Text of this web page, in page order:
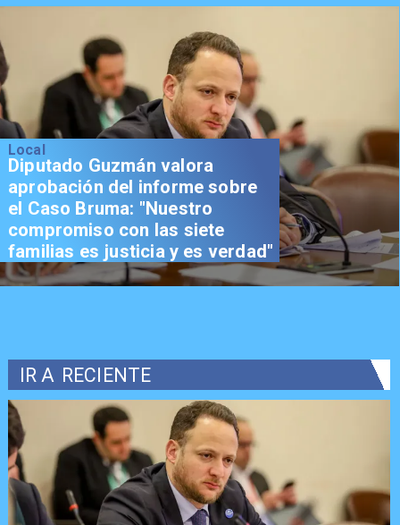
Local
Diputado Guzmán valora
aprobación del informe sobre
el Caso Bruma: "Nuestro
compromiso con las siete
familias es justicia y es verdad"
IR A RECIENTE